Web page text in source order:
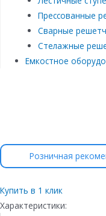
Прессованные
Сварные
Стелажные
Емкостное
Розничная
Купить в 1 клик
Характеристики: